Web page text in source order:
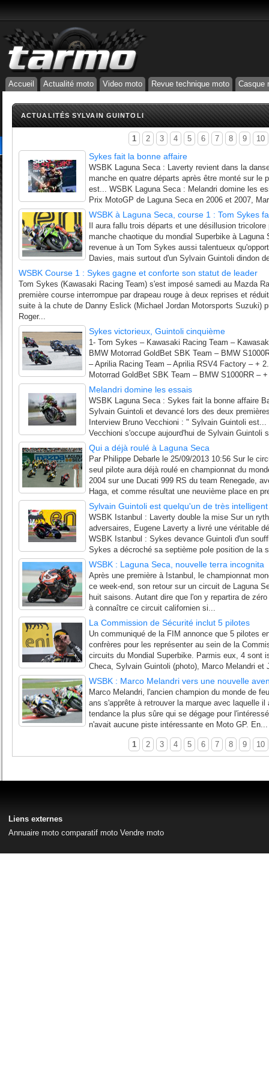
Accueil Actualité moto Video moto Revue technique moto Casque
ACTUALITÉS SYLVAIN GUINTOLI
1 2 3 4 5 6 7 8 9 10
Sykes fait la bonne affaire
WSBK Laguna Seca : Laverty revient dans la
manche en quatre départs après être monté sur le
est... WSBK Laguna Seca : Melandri domine les
Prix MotoGP de Laguna Seca en 2006 et 2007,
WSBK à Laguna Seca, course 1 : Tom Sykes
Il aura fallu trois départs et une désillusion
manche chaotique du mondial Superbike à Laguna
revenue à un Tom Sykes aussi talentueux
Davies, mais surtout d'un Sylvain Guintoli dindon
WSBK Course 1 : Sykes gagne et conforte son statut de leader
Tom Sykes (Kawasaki Racing Team) s'est imposé samedi au Mazda
première course interrompue par drapeau rouge à deux reprises et
suite à la chute de Danny Eslick (Michael Jordan Motorsports Suzuki)
Roger...
Sykes victorieux, Guintoli cinquième
1- Tom Sykes – Kawasaki Racing Team –
BMW Motorrad GoldBet SBK Team – BMW
– Aprilia Racing Team – Aprilia RSV4 Factory – +
Motorrad GoldBet SBK Team – BMW S1000RR –
Melandri domine les essais
WSBK Laguna Seca : Sykes fait la bonne affaire
Sylvain Guintoli et devancé lors des deux
Interview Bruno Vecchioni : " Sylvain Guintoli
Vecchioni s'occupe aujourd'hui de Sylvain Guintoli
Qui a déjà roulé à Laguna Seca
Par Philippe Debarle le 25/09/2013 10:56 Sur le
seul pilote aura déjà roulé en championnat du
2004 sur une Ducati 999 RS du team Renegade,
Haga, et comme résultat une neuvième place en
Sylvain Guintoli est quelqu'un de très intelligent
WSBK Istanbul : Laverty double la mise Sur un
adversaires, Eugene Laverty a livré une véritable
WSBK Istanbul : Sykes devance Guintoli d'un
Sykes a décroché sa septième pole position de la
WSBK : Laguna Seca, nouvelle terra incognita
Après une première à Istanbul, le championnat
ce week-end, son retour sur un circuit de Laguna
huit saisons. Autant dire que l'on y repartira de
à connaître ce circuit californien si...
La Commission de Sécurité inclut 5 pilotes
Un communiqué de la FIM annonce que 5 pilotes
confrères pour les représenter au sein de la
circuits du Mondial Superbike. Parmis eux, 4 sont
Checa, Sylvain Guintoli (photo), Marco Melandri et
WSBK : Marco Melandri vers une nouvelle
Marco Melandri, l'ancien champion du monde de
ans s'apprête à retrouver la marque avec laquelle
tendance la plus sûre qui se dégage pour
n'avait aucune piste intéressante en Moto GP. En...
1 2 3 4 5 6 7 8 9 10
Liens externes
Annuaire moto comparatif moto Vendre moto